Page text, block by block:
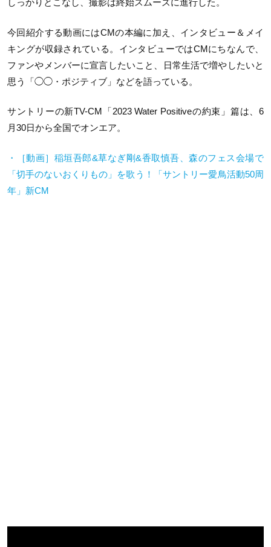
しっかりとこなし、撮影は終始スムーズに進行した。
今回紹介する動画にはCMの本編に加え、インタビュー＆メイ
キングが収録されている。インタビューではCMにちなんで、
ファンやメンバーに宣言したいこと、日常生活で増やしたいと
思う「◯◯・ポジティブ」などを語っている。
サントリーの新TV-CM「2023 Water Positiveの約束」篇は、6
月30日から全国でオンエア。
・［動画］稲垣吾郎&草なぎ剛&香取慎吾、森のフェス会場で
「切手のないおくりもの」を歌う！「サントリー愛鳥活動50周
年」新CM